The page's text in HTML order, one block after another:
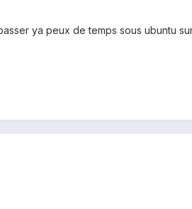
ya peux de temps sous ubuntu